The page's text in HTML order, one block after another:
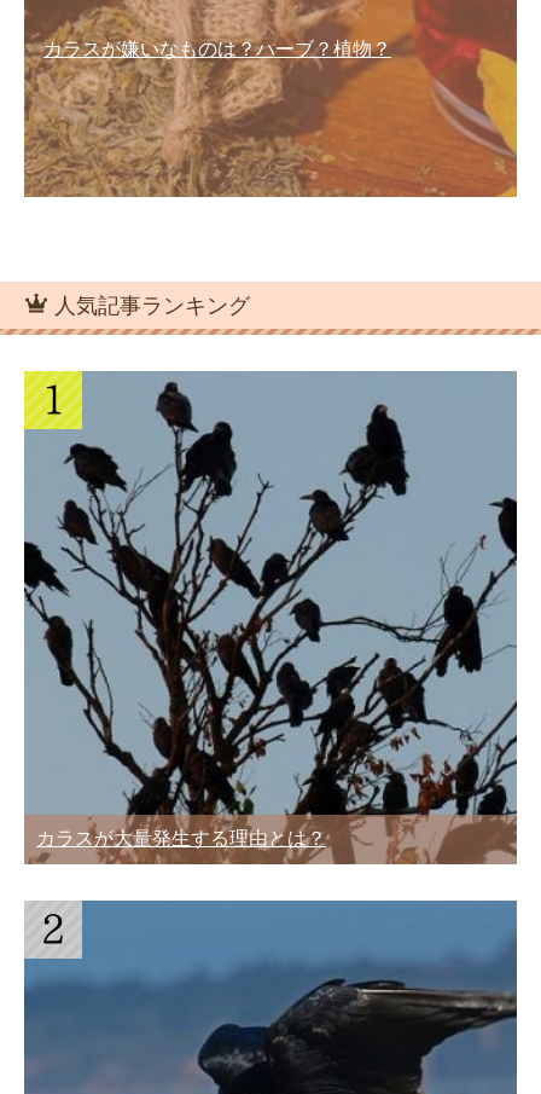
カラスが嫌いなものは？ハーブ？植物？
人気記事ランキング
カラスが大量発生する理由とは？